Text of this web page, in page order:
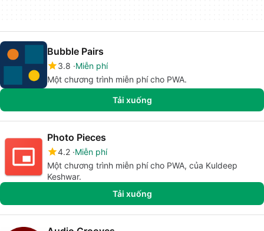
Bubble Pairs
3.8 Miễn phí
Một chương trình miễn phí cho PWA.
Tải xuống
Photo Pieces
4.2 Miễn phí
Một chương trình miễn phí cho PWA, của Kuldeep
Keshwar.
Tải xuống